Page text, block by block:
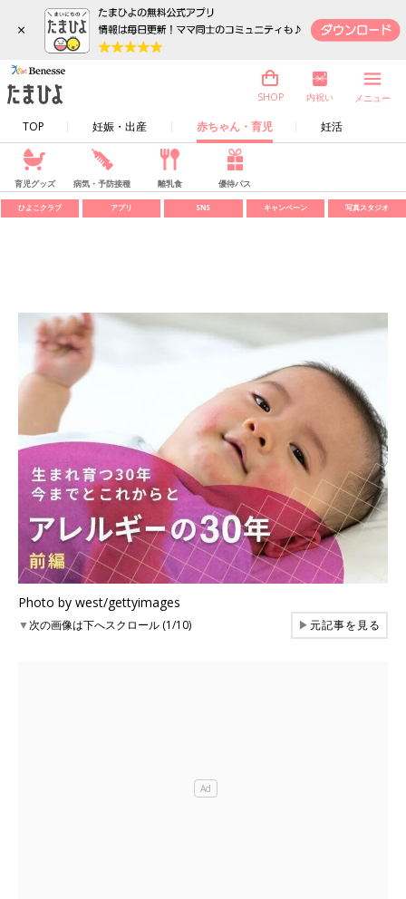
×
TOP 妊娠・出産 赤ちゃん・育児 妊活
SHOP 内祝い メニュー
育児グッズ 病気・予防接種 離乳食 優待パス
ひよこクラブ アプリ SNS キャンペーン 写真スタジオ
Photo by west/gettyimages
▼次の画像は下へスクロール (1/10) ▶元記事を見る